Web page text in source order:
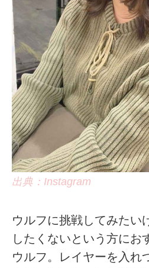
出典：Instagram
ウルフに挑戦してみたい
したくないという方にお
ウルフ。レイヤーを入れ